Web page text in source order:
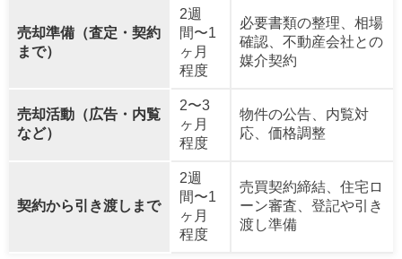
売却準備（査定・契約
まで）
2週
間〜1
ヶ月
程度
必要書類の整理、相場
確認、不動産会社との
媒介契約
売却活動（広告・内覧
など）
2〜3
ヶ月
程度
物件の公告、内覧対
応、価格調整
契約から引き渡しまで
2週
間〜1
ヶ月
程度
売買契約締結、住宅ロ
ーン審査、登記や引き
渡し準備